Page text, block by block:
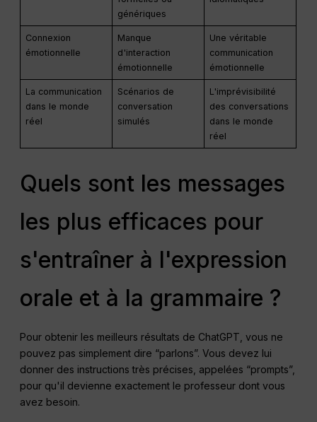
génériques
Connexion
émotionnelle
Manque
d'interaction
émotionnelle
Une véritable
communication
émotionnelle
La communication
dans le monde
réel
Scénarios de
conversation
simulés
L'imprévisibilité
des conversations
dans le monde
réel
Quels sont les messages
les plus efficaces pour
s'entraîner à l'expression
orale et à la grammaire ?
Pour obtenir les meilleurs résultats de ChatGPT, vous ne
pouvez pas simplement dire “parlons”. Vous devez lui
donner des instructions très précises, appelées “prompts”,
pour qu'il devienne exactement le professeur dont vous
avez besoin.